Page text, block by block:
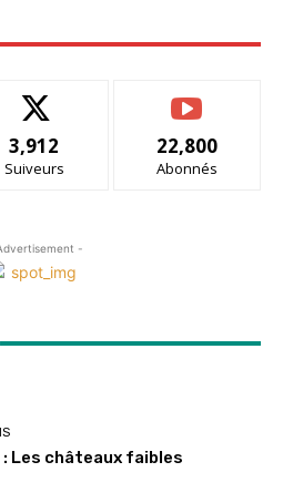
3,912
Suiveurs
22,800
Abonnés
-
: Les châteaux faibles